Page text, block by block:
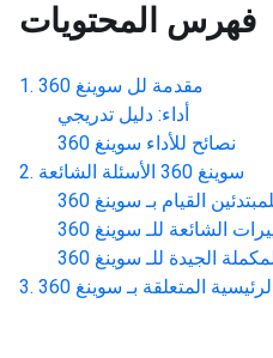
فهرس المحتويات
مقدمة لل سوينغ 360
أداء: دليل تدريجي
نصائح للأداء سوينغ 360
سوينغ 360
الأسئلة الشائعة
القيام بـ سوينغ 360
الشائعة للـ سوينغ 360
الجيدة للـ سوينغ 360
المتعلقة بـ سوينغ 360